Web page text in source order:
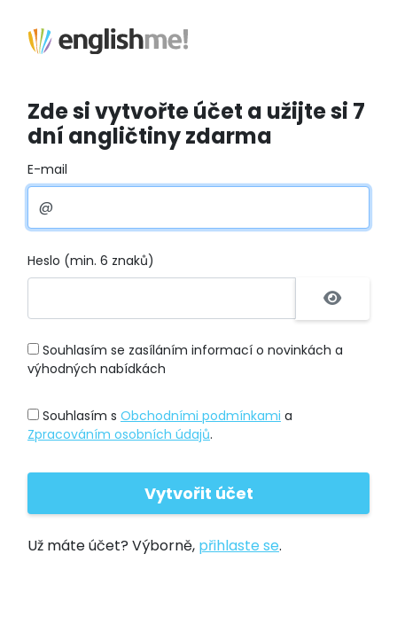
Zde si vytvořte účet a užijte si 7
dní angličtiny zdarma
E-mail
Heslo (min. 6 znaků)
Souhlasím se zasíláním informací o novinkách a
výhodných nabídkách
Souhlasím s Obchodními podmínkami a
Zpracováním osobních údajů.
Už máte účet? Výborně, přihlaste se.